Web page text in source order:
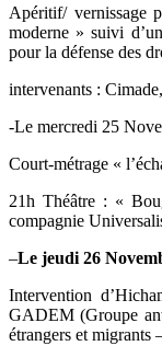
Apéritif/ vernissage
moderne » suivi
pour la défense des
intervenants :
-Le mercredi 25
Court-métrage «
21h Théâtre : «
compagnie
–Le jeudi 26
Intervention
GADEM (Groupe
étrangers et migrants